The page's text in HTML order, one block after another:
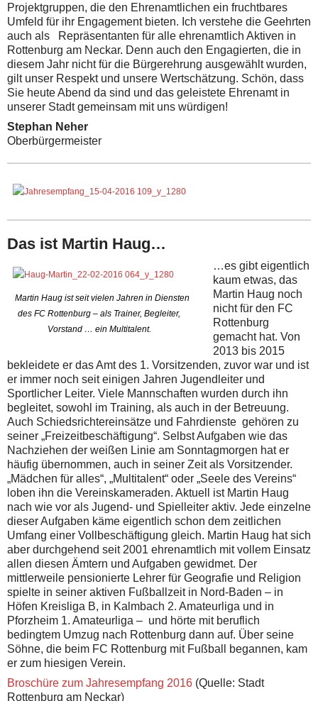
Projektgruppen, die den Ehrenamtlichen ein fruchtbares
Umfeld für ihr Engagement bieten. Ich verstehe die Geehrten
auch als Repräsentanten für alle ehrenamtlich Aktiven in
Rottenburg am Neckar. Denn auch den Engagierten, die in
diesem Jahr nicht für die Bürgerehrung ausgewählt wurden,
gilt unser Respekt und unsere Wertschätzung. Schön, dass
Sie heute Abend da sind und das geleistete Ehrenamt in
unserer Stadt gemeinsam mit uns würdigen!
Stephan Neher
Oberbürgermeister
Das ist Martin Haug…
Martin Haug ist seit vielen Jahren in Diensten
des FC Rottenburg – als Trainer, Begleiter,
Vorstand … ein Multitalent.
…es gibt eigentlich
kaum etwas, das
Martin Haug noch
nicht für den FC
Rottenburg
gemacht hat. Von
2013 bis 2015
bekleidete er das Amt des 1. Vorsitzenden, zuvor war und ist
er immer noch seit einigen Jahren Jugendleiter und
Sportlicher Leiter. Viele Mannschaften wurden durch ihn
begleitet, sowohl im Training, als auch in der Betreuung.
Auch Schiedsrichtereinsätze und Fahrdienste gehören zu
seiner „Freizeitbeschäftigung“. Selbst Aufgaben wie das
Nachziehen der weißen Linie am Sonntagmorgen hat er
häufig übernommen, auch in seiner Zeit als Vorsitzender.
„Mädchen für alles“, „Multitalent“ oder „Seele des Vereins“
loben ihn die Vereinskameraden. Aktuell ist Martin Haug
nach wie vor als Jugend- und Spielleiter aktiv. Jede einzelne
dieser Aufgaben käme eigentlich schon dem zeitlichen
Umfang einer Vollbeschäftigung gleich. Martin Haug hat sich
aber durchgehend seit 2001 ehrenamtlich mit vollem Einsatz
allen diesen Ämtern und Aufgaben gewidmet. Der
mittlerweile pensionierte Lehrer für Geografie und Religion
spielte in seiner aktiven Fußballzeit in Nord-Baden – in
Höfen Kreisliga B, in Kalmbach 2. Amateurliga und in
Pforzheim 1. Amateurliga – und hörte mit beruflich
bedingtem Umzug nach Rottenburg dann auf. Über seine
Söhne, die beim FC Rottenburg mit Fußball begannen, kam
er zum hiesigen Verein.
Broschüre zum Jahresempfang 2016 (Quelle: Stadt
Rottenburg am Neckar)